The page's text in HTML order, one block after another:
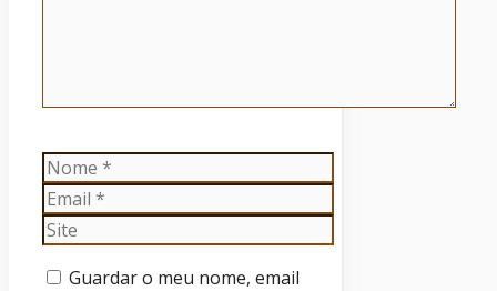
Nome
Email
Site
Guardar o meu nome, email